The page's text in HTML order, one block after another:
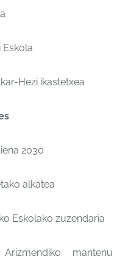
Eskola
Hezi ikastetxea
2030
alkatea
Eskolako zuzendaria
mantenu